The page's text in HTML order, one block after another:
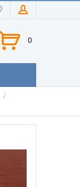
0
/